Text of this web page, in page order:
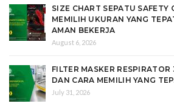
SIZE CHART SEPATU SAFETY
MEMILIH UKURAN YANG
AMAN BEKERJA
August 6, 2026
FILTER MASKER
DAN CARA MEMILIH YANG
July 31, 2026